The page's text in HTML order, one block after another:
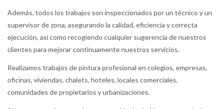
Además, todos los trabajos son inspeccionados por un técnico y un
supervisor de zona, asegurando la calidad, eficiencia y correcta
ejecución, así como recogiendo cualquier sugerencia de nuestros
clientes para mejorar continuamente nuestros servicios.
Realizamos trabajos de pintura profesional en colegios, empresas,
oficinas, viviendas, chalets, hoteles, locales comerciales,
comunidades de propietarios y urbanizaciones.